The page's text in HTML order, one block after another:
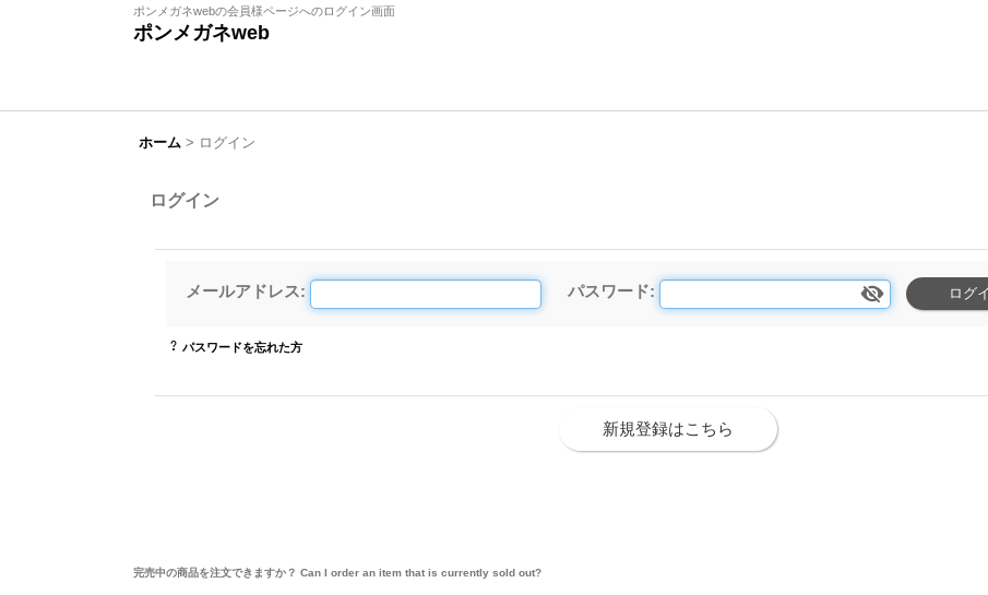
ポンメガネwebの会員様ページへのログイン画面
ポンメガネweb
ホーム > ログイン
ログイン
メールアドレス: パスワード:
パスワードを忘れた方
新規登録はこちら
完売中の商品を注文できますか？ Can I order an item that is currently sold out?